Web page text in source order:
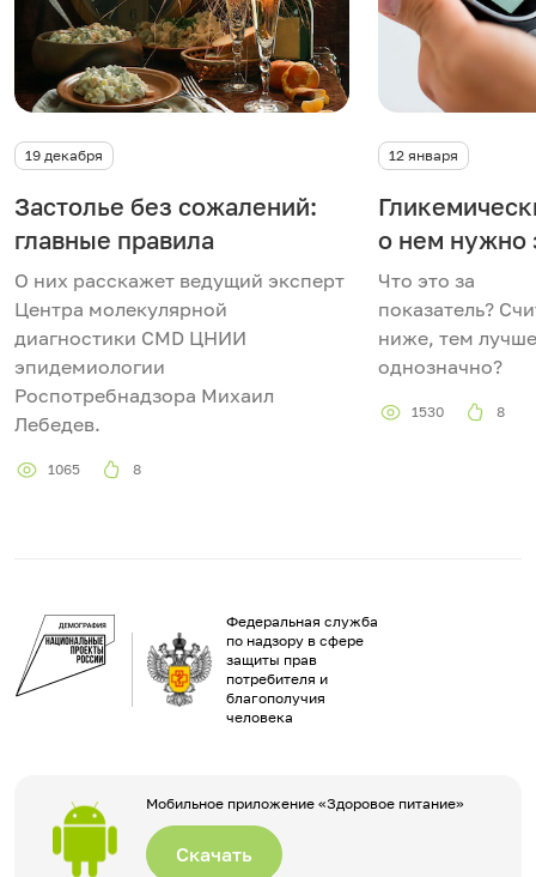
19 декабря
Застолье без сожалений:
главные правила
О них расскажет ведущий эксперт
Центра молекулярной
диагностики CMD ЦНИИ
эпидемиологии
Роспотребнадзора Михаил
Лебедев.
1065 8
12 января
о нем нужно
Что это за
показатель?
ниже, тем
однозначно?
1530 8
Федеральная служба
по надзору в сфере
защиты прав
потребителя и
благополучия
человека
Мобильное приложение «Здоровое питание»
Скачать